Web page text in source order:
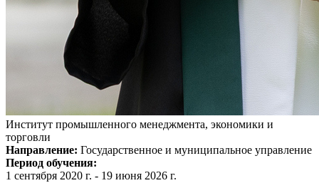
Институт промышленного менеджмента, экономики и
торговли
Направление: Государственное и муниципальное управление
Период обучения:
1 сентября 2020 г. - 19 июня 2026 г.